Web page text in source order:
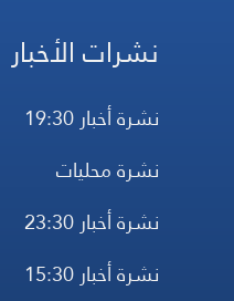
نشرات الأخبار
نشرة أخبار 19:30
نشرة محليات
نشرة أخبار 23:30
نشرة أخبار 15:30